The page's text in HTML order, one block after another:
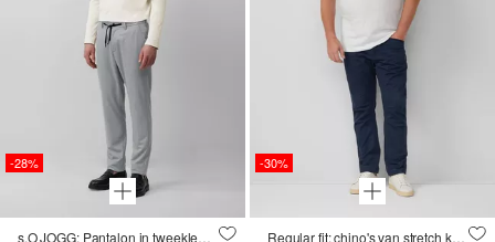
-28%
s.O JOGG: Pantalon in tweekleurige piquéjersey
-30%
Regular fit: chino's van stretch katoen